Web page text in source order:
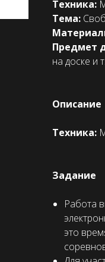
Техника:
Тема:
Предмет
на доске и
Описание
Техника:
Задание
Работа
это